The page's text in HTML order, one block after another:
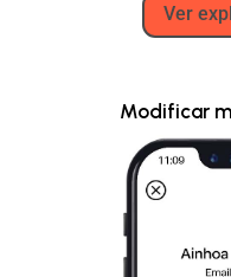
Ver
Modificar